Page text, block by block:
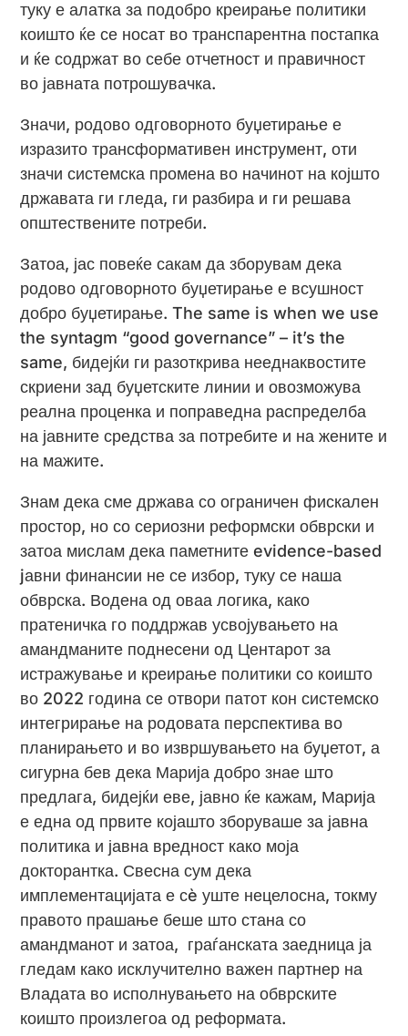
туку е алатка за подобро креирање политики
коишто ќе се носат во транспарентна постапка
и ќе содржат во себе отчетност и правичност
во јавната потрошувачка.
Значи, родово одговорното буџетирање е
изразито трансформативен инструмент, оти
значи системска промена во начинот на којшто
државата ги гледа, ги разбира и ги решава
општествените потреби.
Затоа, јас повеќе сакам да зборувам дека
родово одговорното буџетирање е всушност
добро буџетирање. The same is when we use
the syntagm “good governance” – it’s the
same, бидејќи ги разоткрива нееднаквостите
скриени зад буџетските линии и овозможува
реална проценка и поправедна распределба
на јавните средства за потребите и на жените и
на мажите.
Знам дека сме држава со ограничен фискален
простор, но со сериозни реформски обврски и
затоа мислам дека паметните evidence-based
jавни финансии не се избор, туку се наша
обврска. Водена од оваа логика, како
пратеничка го поддржав усвојувањето на
амандманите поднесени од Центарот за
истражување и креирање политики со коишто
во 2022 година се отвори патот кон системско
интегрирање на родовата перспектива во
планирањето и во извршувањето на буџетот, а
сигурна бев дека Марија добро знае што
предлага, бидејќи еве, јавно ќе кажам, Марија
е една од првите којашто зборуваше за јавна
политика и јавна вредност како моја
докторантка. Свесна сум дека
имплементацијата е сè уште нецелосна, токму
правото прашање беше што стана со
амандманот и затоа, граѓанската заедница ја
гледам како исклучително важен партнер на
Владата во исполнувањето на обврските
коишто произлегоа од реформата.